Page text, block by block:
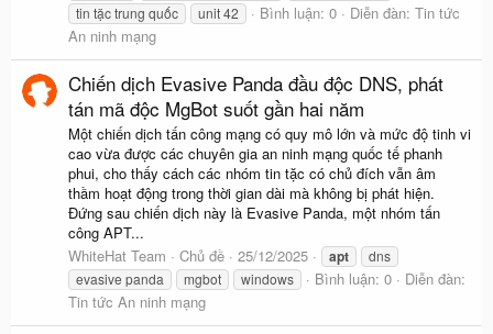
tin tặc trung quốc
unit 42 Bình luận: 0 Diễn đàn: Tin tức
An ninh mạng
Chiến dịch Evasive Panda đầu độc DNS, phát
tán mã độc MgBot suốt gần hai năm
Một chiến dịch tấn công mạng có quy mô lớn và mức độ tinh vi
cao vừa được các chuyên gia an ninh mạng quốc tế phanh
phui, cho thấy cách các nhóm tin tặc có chủ đích vẫn âm
thầm hoạt động trong thời gian dài mà không bị phát hiện.
Đứng sau chiến dịch này là Evasive Panda, một nhóm tấn
công APT...
WhiteHat Team
Chủ đề 25/12/2025 apt
dns
evasive panda
mgbot windows Bình luận: 0
Diễn đàn:
Tin tức An ninh mạng